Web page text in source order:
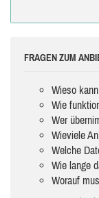
FRAGEN ZUM
Wieso
Wie
Wer
Wieviele
Welche
Wie lange
Worauf